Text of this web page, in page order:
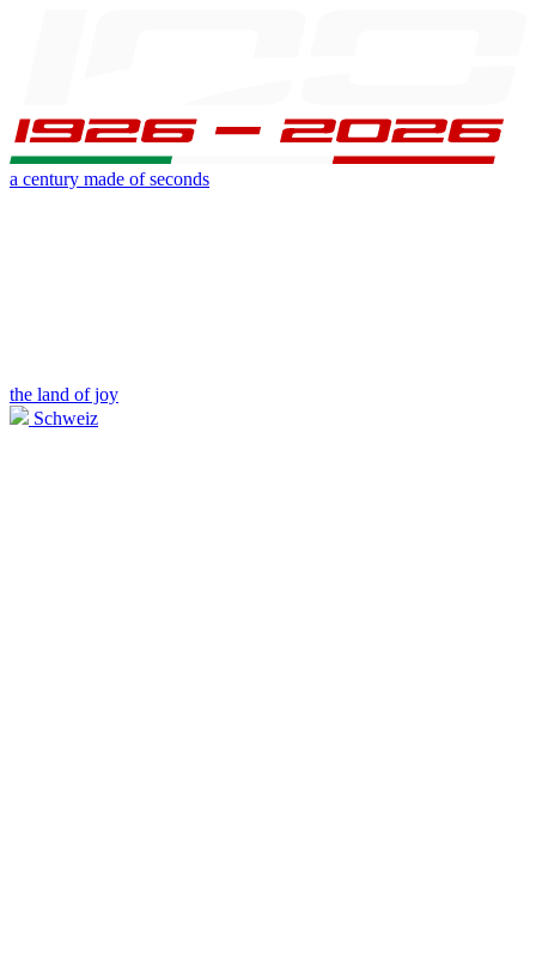
a century made of seconds
the land of joy
Schweiz